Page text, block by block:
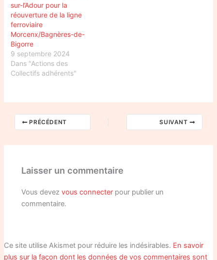
sur-l’Adour pour la
réouverture de la ligne
ferroviaire
Morcenx/Bagnères-de-
Bigorre
9 septembre 2024
Dans "Actions des
Collectifs adhérents"
PRÉCÉDENT SUIVANT
Laisser un commentaire
Vous devezvous connecter pour publier un
commentaire.
Ce site utilise Akismet pour réduire les indésirables. En savoir
plus sur la façon dont les données de vos commentaires sont